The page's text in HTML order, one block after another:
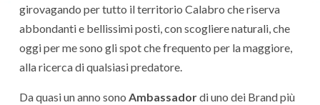
girovagando per tutto il territorio Calabro che riserva
abbondanti e bellissimi posti, con scogliere naturali, che
oggi per me sono gli spot che frequento per la maggiore,
alla ricerca di qualsiasi predatore.
Da quasi un anno sono Ambassadordi uno dei Brand più